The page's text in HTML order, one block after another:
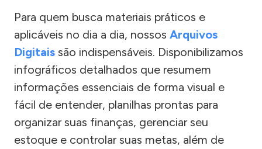
Para quem busca materiais práticos e
aplicáveis no dia a dia, nossos Arquivos
Digitais são indispensáveis. Disponibilizamos
infográficos detalhados que resumem
informações essenciais de forma visual e
fácil de entender, planilhas prontas para
organizar suas finanças, gerenciar seu
estoque e controlar suas metas, além de